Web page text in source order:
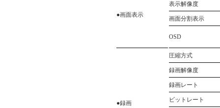
●画面表示
表示解像度
画面分割表示
OSD
●録画
圧縮方式
録画解像度
録画レート
ビットレート